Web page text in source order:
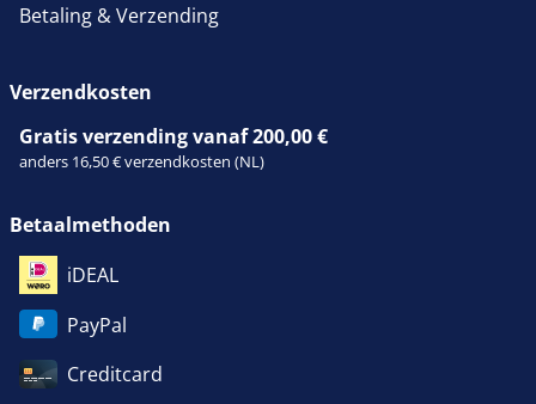
Betaling & Verzending
Verzendkosten
Gratis verzending vanaf 200,00 €
anders 16,50 € verzendkosten (NL)
Betaalmethoden
iDEAL
PayPal
Creditcard